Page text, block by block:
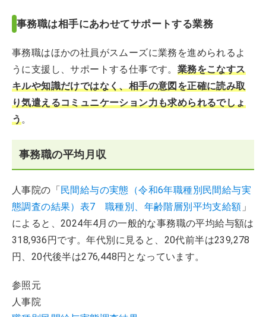
事務職は相手にあわせてサポートする業務
事務職はほかの社員がスムーズに業務を進められるよ
うに支援し、サポートする仕事です。 業務をこなすス
キルや知識だけではなく、相手の意図を正確に読み取
り気遣えるコミュニケーション力も求められるでしょ
う。
事務職の平均月収
人事院の「民間給与の実態（令和6年職種別民間給与実
態調査の結果）表7 職種別、年齢階層別平均支給額 」
によると、2024年4月の一般的な事務職の平均給与額は
318,936円です。年代別に見ると、20代前半は239,278
円、20代後半は276,448円となっています。
参照元
人事院